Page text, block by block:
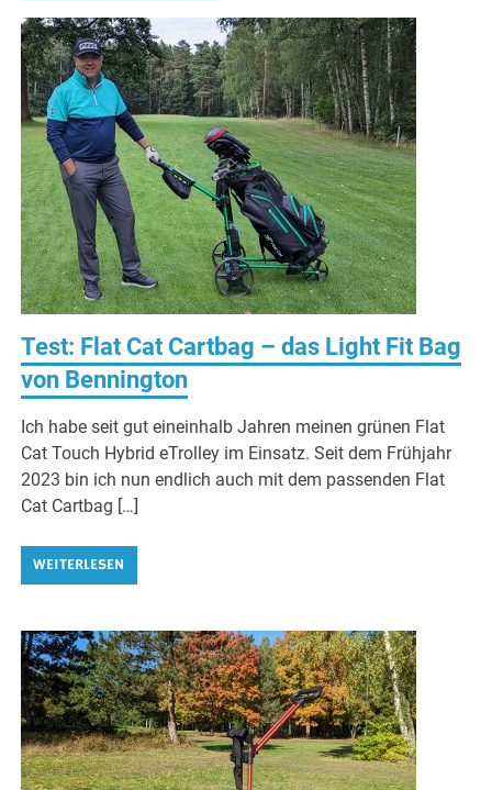
Test: Flat Cat Cartbag – das Light Fit Bag
von Bennington
Ich habe seit gut eineinhalb Jahren meinen grünen Flat
Cat Touch Hybrid eTrolley im Einsatz. Seit dem Frühjahr
2023 bin ich nun endlich auch mit dem passenden Flat
Cat Cartbag […]
WEITERLESEN